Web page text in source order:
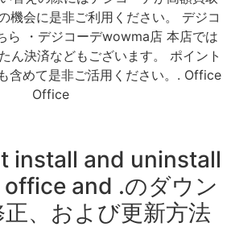
機会に是非ご利用ください。 デジコ
ら ・デジコーデwowma店 本店では
ん決済などもございます。 ポイント
含めて是非ご活用ください。. Office
Office
install and uninstall
and .のダウン
正、および更新方法